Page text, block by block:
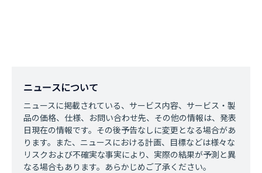
ニュースについて
ニュースに掲載されている、サービス内容、サービス・製
品の価格、仕様、お問い合わせ先、その他の情報は、発表
日現在の情報です。その後予告なしに変更となる場合があ
ります。また、ニュースにおける計画、目標などは様々な
リスクおよび不確実な事実により、実際の結果が予測と異
なる場合もあります。あらかじめご了承ください。